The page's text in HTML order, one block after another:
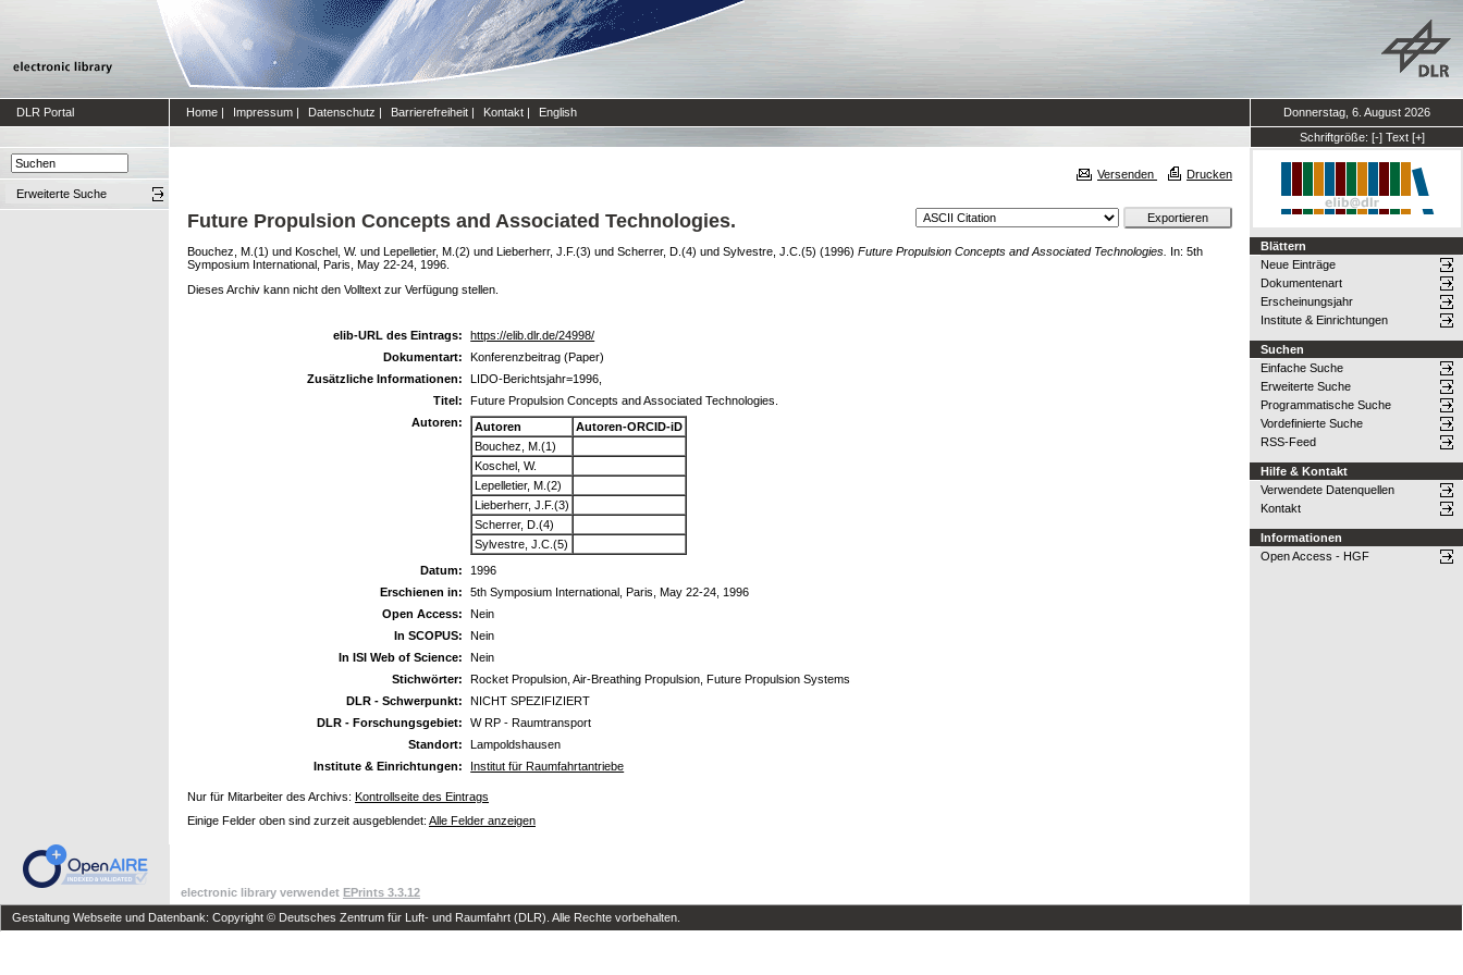
DLR Portal Home | Impressum | Datenschutz | Barrierefreiheit | Kontakt | English
Donnerstag, 6. August 2026
Schriftgröße: [-] Text [+]
Erweiterte Suche
Versenden Drucken
Future Propulsion Concepts and Associated Technologies.
Bouchez, M.(1) und Koschel, W. und Lepelletier, M.(2) und Lieberherr, J.F.(3) und Scherrer, D.(4) und Sylvestre, J.C.(5) (1996) Future Propulsion Concepts and Associated Technologies. In: 5th
Symposium International, Paris, May 22-24, 1996.
Dieses Archiv kann nicht den Volltext zur Verfügung stellen.
elib-URL des Eintrags:
https://elib.dlr.de/24998/
Dokumentart:
Konferenzbeitrag (Paper)
Zusätzliche Informationen:
LIDO-Berichtsjahr=1996,
Titel:
Future Propulsion Concepts and Associated Technologies.
Autoren:
Autoren
Autoren-ORCID-iD
Bouchez, M.(1)
Koschel, W.
Lepelletier, M.(2)
Lieberherr, J.F.(3)
Scherrer, D.(4)
Sylvestre, J.C.(5)
Datum:
1996
Erschienen in:
5th Symposium International, Paris, May 22-24, 1996
Open Access:
Nein
In SCOPUS:
Nein
In ISI Web of Science:
Nein
Stichwörter:
Rocket Propulsion, Air-Breathing Propulsion, Future Propulsion Systems
DLR - Schwerpunkt:
NICHT SPEZIFIZIERT
DLR - Forschungsgebiet:
W RP - Raumtransport
Standort:
Lampoldshausen
Institute & Einrichtungen:
Institut für Raumfahrtantriebe
Nur für Mitarbeiter des Archivs: Kontrollseite des Eintrags
Einige Felder oben sind zurzeit ausgeblendet: Alle Felder anzeigen
Blättern
Neue Einträge
Dokumentenart
Erscheinungsjahr
Institute & Einrichtungen
Suchen
Einfache Suche
Erweiterte Suche
Programmatische Suche
Vordefinierte Suche
RSS-Feed
Hilfe & Kontakt
Verwendete Datenquellen
Kontakt
Informationen
Open Access - HGF
electronic library verwendet EPrints 3.3.12
Gestaltung Webseite und Datenbank: Copyright © Deutsches Zentrum für Luft- und Raumfahrt (DLR). Alle Rechte vorbehalten.